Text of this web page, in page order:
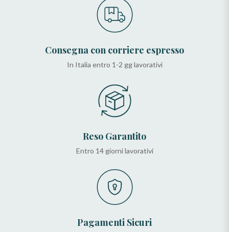
Consegna con corriere espresso
In Italia entro 1-2 gg lavorativi
Reso Garantito
Entro 14 giorni lavorativi
Pagamenti Sicuri